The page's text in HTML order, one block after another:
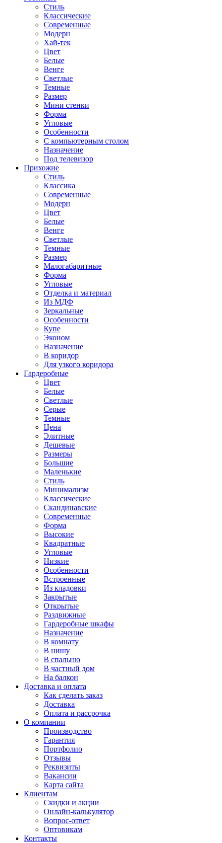
Стиль
Классические
Современные
Модерн
Хай-тек
Цвет
Белые
Венге
Светлые
Темные
Размер
Мини стенки
Форма
Угловые
Особенности
С компьютерным столом
Назначение
Под телевизор
Прихожие
Стиль
Классика
Современные
Модерн
Цвет
Белые
Венге
Светлые
Темные
Размер
Малогабаритные
Форма
Угловые
Отделка и материал
Из МДФ
Зеркальные
Особенности
Купе
Эконом
Назначение
В коридор
Для узкого коридора
Гардеробные
Цвет
Белые
Светлые
Серые
Темные
Цена
Элитные
Дешевые
Размеры
Большие
Маленькие
Стиль
Минимализм
Классические
Скандинавские
Современные
Форма
Высокие
Квадратные
Угловые
Низкие
Особенности
Встроенные
Из кладовки
Закрытые
Открытые
Раздвижные
Гардеробные шкафы
Назначение
В комнату
В нишу
В спальню
В частный дом
На балкон
Доставка и оплата
Как сделать заказ
Доставка
Оплата и рассрочка
О компании
Производство
Гарантия
Портфолио
Отзывы
Реквизиты
Вакансии
Карта сайта
Клиентам
Скидки и акции
Онлайн-калькулятор
Вопрос-ответ
Оптовикам
Контакты